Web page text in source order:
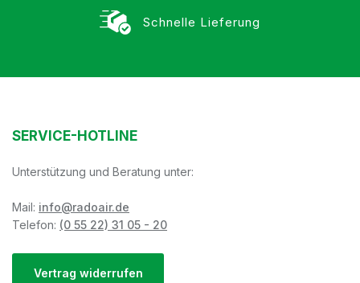
Schnelle Lieferung
SERVICE-HOTLINE
Unterstützung und Beratung unter:
Mail: info@radoair.de
Telefon: (0 55 22) 31 05 - 20
Vertrag widerrufen